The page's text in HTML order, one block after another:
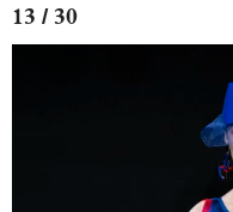
13 / 30